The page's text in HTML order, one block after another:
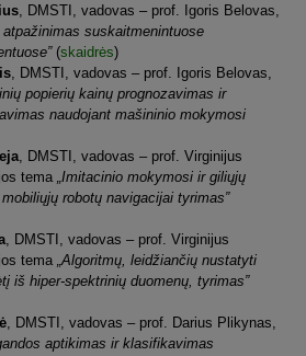
, DMSTI, vadovas – prof. Igoris Belovas,
atpažinimas suskaitmenintuose
(skaidrės)
, DMSTI, vadovas – prof. Igoris Belovas,
popierių kainų prognozavimas ir
naudojant mašininio mokymosi
, DMSTI, vadovas – prof. Virginijus
tema „Imitacinio mokymosi ir giliųjų
robotų navigacijai tyrimas”
, DMSTI, vadovas – prof. Virginijus
tema „Algoritmų, leidžiančių nustatyti
iš hiper-spektrinių duomenų, tyrimas”
, DMSTI, vadovas – prof. Darius Plikynas,
aptikimas ir klasifikavimas